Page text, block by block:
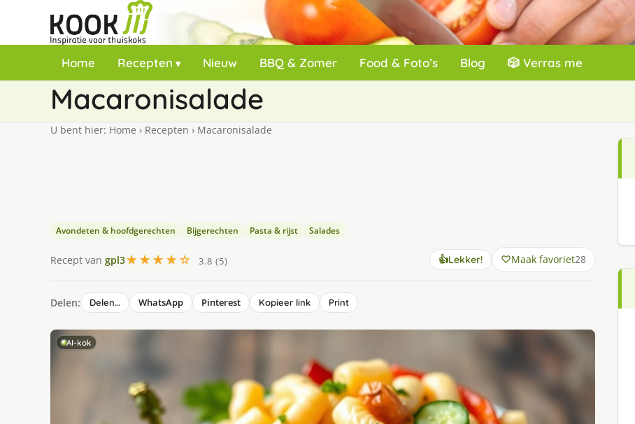
Home Recepten Nieuw BBQ & Zomer Food & Foto’s Blog 🎲 Verras me
Macaronisalade
U bent hier: Home › Recepten › Macaronisalade
Avondeten & hoofdgerechten Bijgerechten Pasta & rijst Salades
Recept van gpl3★★★★☆ 3.8 (5) 👍Lekker! Maak favoriet28
Delen: Delen… WhatsApp Pinterest Kopieer link Print
AI-kok